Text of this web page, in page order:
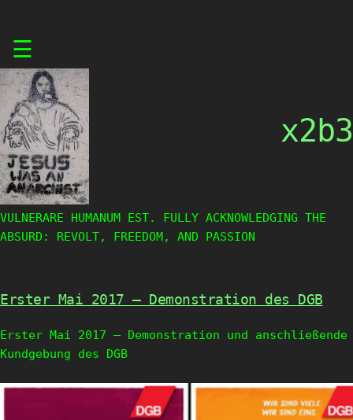
content
☰
x2b3
VULNERARE HUMANUM EST. FULLY ACKNOWLEDGING THE
ABSURD: REVOLT, FREEDOM, AND PASSION
Erster Mai 2017 – Demonstration des DGB
Erster Mai 2017 – Demonstration und anschließende
Kundgebung des DGB